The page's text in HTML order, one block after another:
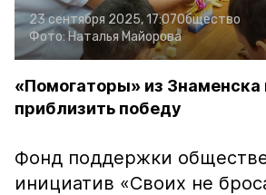
23 сентября 2025, 17:07Общество
Фото: Наталья Майорова
«Помогаторы» из Знаменска
приблизить победу
Фонд поддержки
инициатив «Своих не